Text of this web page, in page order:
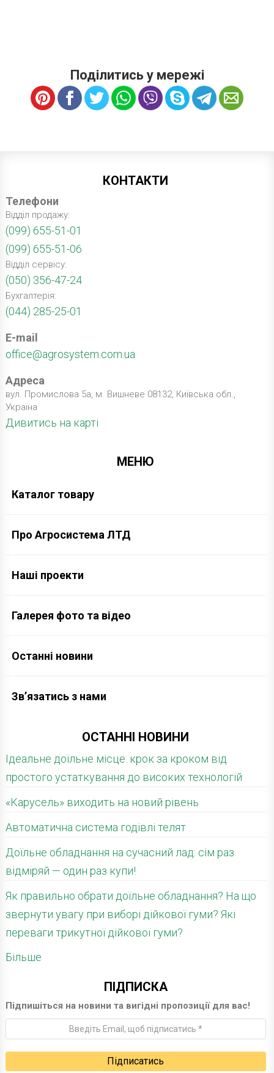
Поділитись у мережі
КОНТАКТИ
Телефони
Відділ продажу:
(099) 655-51-01
(099) 655-51-06
Відділ сервісу:
(050) 356-47-24
Бухгалтерія:
(044) 285-25-01
E-mail
office@agrosystem.com.ua
Адреса
вул. Промислова 5а, м. Вишневе 08132, Київська обл.,
Україна
Дивитись на карті
МЕНЮ
Каталог товару
Про Агросистема ЛТД
Наші проекти
Галерея фото та відео
Останні новини
Зв’язатись з нами
ОСТАННІ НОВИНИ
Ідеальне доїльне місце: крок за кроком від
простого устаткування до високих технологій
«Карусель» виходить на новий рівень
Автоматична система годівлі телят
Доїльне обладнання на сучасний лад: сім раз
відміряй — один раз купи!
Як правильно обрати доїльне обладнання? На що
звернути увагу при виборі дійкової гуми? Які
переваги трикутної дійкової гуми?
Більше
ПІДПИСКА
Підпишіться на новини та вигідні пропозиції для вас!